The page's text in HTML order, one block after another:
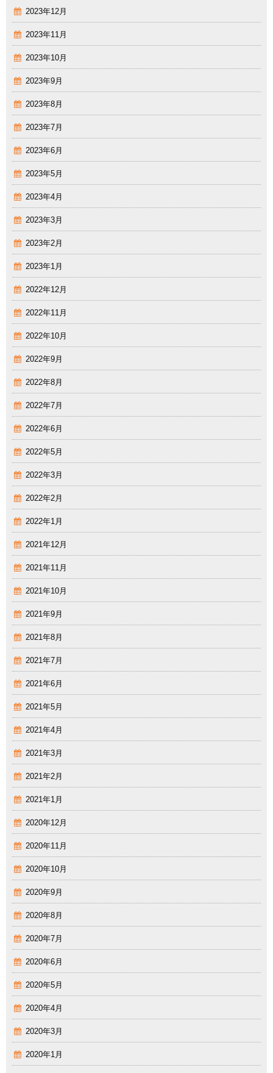
2023年12月
2023年11月
2023年10月
2023年9月
2023年8月
2023年7月
2023年6月
2023年5月
2023年4月
2023年3月
2023年2月
2023年1月
2022年12月
2022年11月
2022年10月
2022年9月
2022年8月
2022年7月
2022年6月
2022年5月
2022年3月
2022年2月
2022年1月
2021年12月
2021年11月
2021年10月
2021年9月
2021年8月
2021年7月
2021年6月
2021年5月
2021年4月
2021年3月
2021年2月
2021年1月
2020年12月
2020年11月
2020年10月
2020年9月
2020年8月
2020年7月
2020年6月
2020年5月
2020年4月
2020年3月
2020年1月